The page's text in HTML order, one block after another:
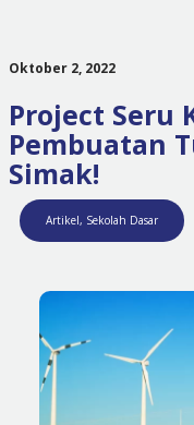
Oktober 2, 2022
Project Seru
Pembuatan
Simak!
Artikel, Sekolah Dasar